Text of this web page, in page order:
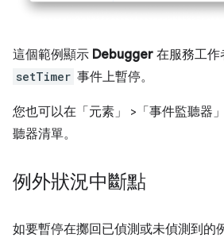
這個範例顯示 Debugger 在服務工作
setTimer 事件上暫停。
您也可以在「元素」 >「事件監聽器」
聽器清單。
例外狀況中斷點
如要暫停在擲回已偵測或未偵測到的